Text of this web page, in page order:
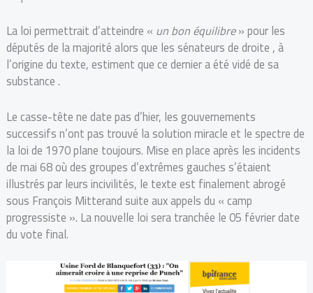
La loi permettrait d’atteindre « un bon équilibre» pour les
députés de la majorité alors que les sénateurs de droite , à
l’origine du texte, estiment que ce dernier a été vidé de sa
substance .
Le casse-tête ne date pas d’hier, les gouvernements
successifs n’ont pas trouvé la solution miracle et le spectre de
la loi de 1970 plane toujours. Mise en place après les incidents
de mai 68 où des groupes d’extrêmes gauches s’étaient
illustrés par leurs incivilités, le texte est finalement abrogé
sous François Mitterand suite aux appels du « camp
progressiste ». La nouvelle loi sera tranchée le 05 février date
du vote final.